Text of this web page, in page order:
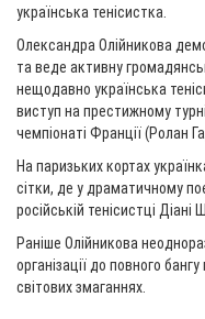
українська тенісистка.
Олександра Олійникова
та веде активну
нещодавно українська
виступ на престижному
чемпіонаті Франції (Ролан
На паризьких кортах
сітки, де у драматичному
російській тенісистці Діані
Раніше Олійникова
організації до повного
світових змаганнях.